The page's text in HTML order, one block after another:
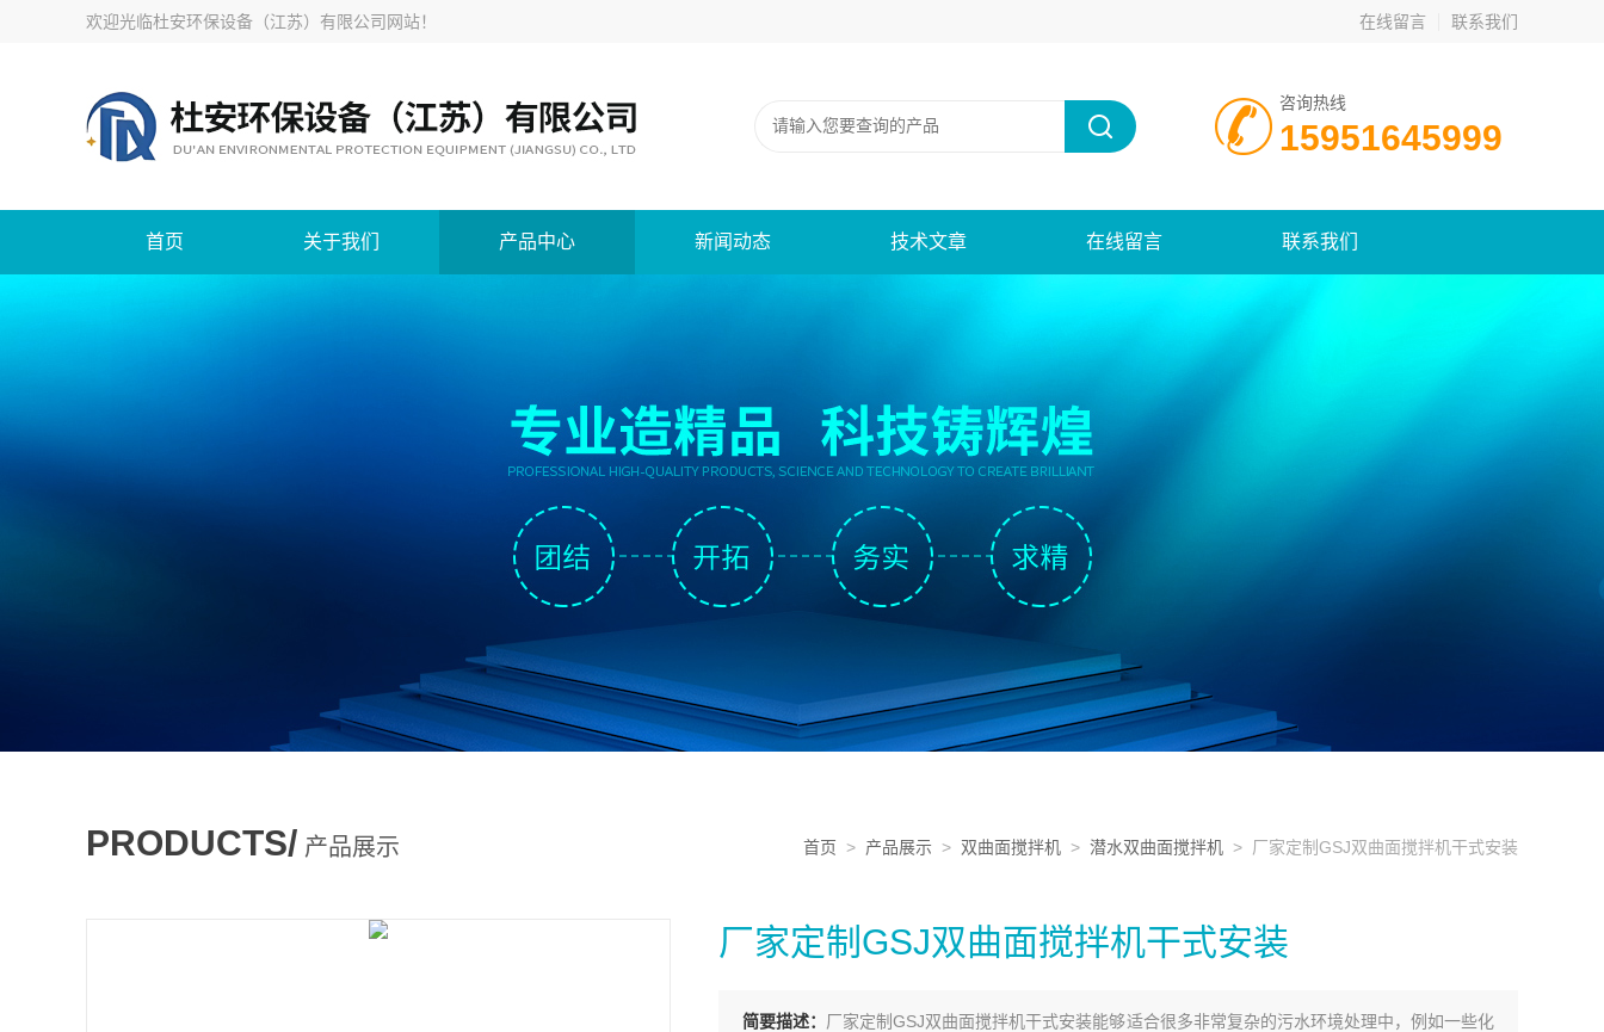
欢迎光临杜安环保设备（江苏）有限公司网站！ 在线留言 联系我们
咨询热线
15951645999
首页 关于我们 产品中心 新闻动态 技术文章 在线留言 联系我们
PRODUCTS/ 产品展示 首页 > 产品展示 > 双曲面搅拌机 > 潜水双曲面搅拌机 > 厂家定制GSJ双曲面搅拌机干式安装
厂家定制GSJ双曲面搅拌机干式安装
简要描述： 厂家定制GSJ双曲面搅拌机干式安装能够适合很多非常复杂的污水环境处理中，例如一些化